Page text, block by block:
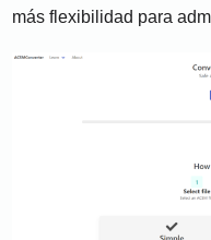
más flexibilidad para